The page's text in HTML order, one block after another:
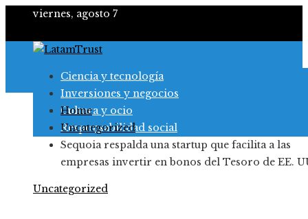
viernes, agosto 7
Ciencia y tecnología
Inversiones y negocios
Cultura y ocio
Responsabilidad social
Home
Uncategorized
Sequoia respalda una startup que facilita a las
empresas invertir en bonos del Tesoro de EE.
Uncategorized